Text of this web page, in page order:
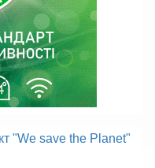
"We save the Planet"